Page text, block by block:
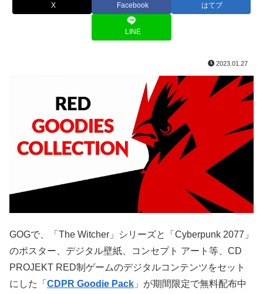
X Facebook はてブ
LINE
2023.01.27
GOGで、「The Witcher」シリーズと「Cyberpunk 2077」
のポスター、デジタル壁紙、コンセプト アート等、CD
PROJEKT RED制ゲームのデジタルコンテンツをセット
にした「 CDPR Goodie Pack 」が期間限定で無料配布中